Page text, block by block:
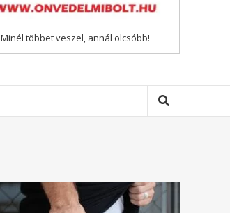
Minél többet veszel, annál olcsóbb!